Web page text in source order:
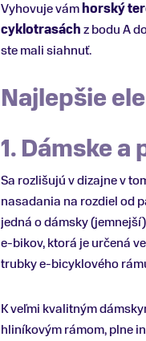
Vyhovuje vámhorský
cyklotrasáchz bodu A
ste mali siahnuť.
Najlepšie
1. Dámske
Sa rozlišujú v dizajne v
nasadania na rozdiel od
jedná o dámsky
e-bikov, ktorá je určená
trubky e-bicyklového
K veľmi kvalitným
hliníkovým rámom, plne